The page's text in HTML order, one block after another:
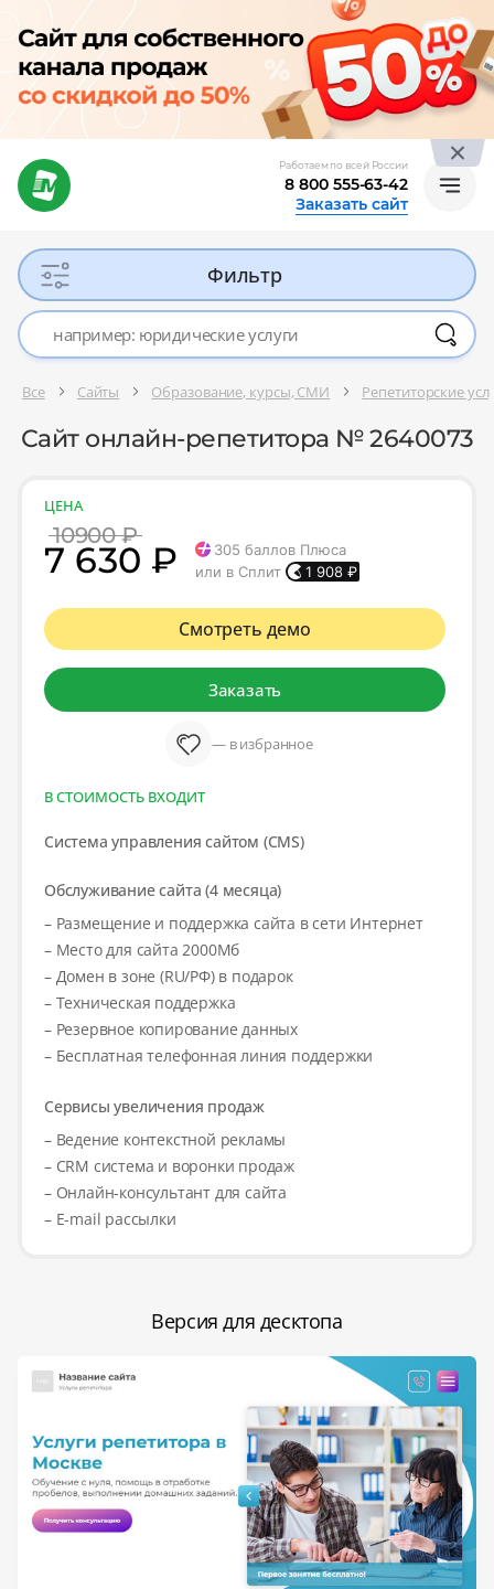
Работаем по всей России
8 800 555-63-42
Заказать сайт
Фильтр
Все Сайты Образование, курсы, СМИ Репетиторские
Сайт онлайн-репетитора № 2640073
ЦЕНА
10900 ₽
7 630 ₽ 305 баллов Плюса
или в Сплит
1 908 ₽
Смотреть демо
Заказать
— в избранное
В СТОИМОСТЬ ВХОДИТ
Система управления сайтом (CMS)
Обслуживание сайта (4 месяца)
– Размещение и поддержка сайта в сети Интернет
– Место для сайта 2000Мб
– Домен в зоне (RU/РФ) в подарок
– Техническая поддержка
– Резервное копирование данных
– Бесплатная телефонная линия поддержки
Сервисы увеличения продаж
– Ведение контекстной рекламы
– CRM система и воронки продаж
– Онлайн-консультант для сайта
– E-mail рассылки
Версия для десктопа